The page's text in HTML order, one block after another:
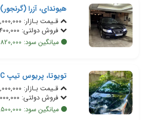
هیوندای، آزرا (گرنجور) 6 سیلندر - مدل 2008
قـیمت بـازار: 3,390,000,000 ت
فروش دولتی: 2,237,400,000 ت
میانگین سود: 806,820,000 ت
تویوتا، پریوس تیپ C - مدل 2017
قـیمت بـازار: 4,750,000,000 ت
فروش دولتی: 3,135,000,000 ت
میانگین سود: 1,130,500,000 ت